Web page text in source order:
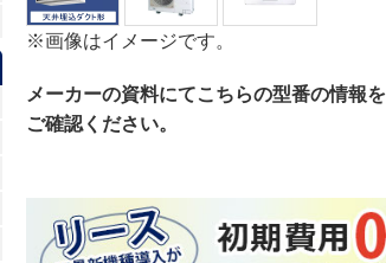
※画像はイメージです。
メーカーの資料にてこちらの型番の情報を
ご確認ください。